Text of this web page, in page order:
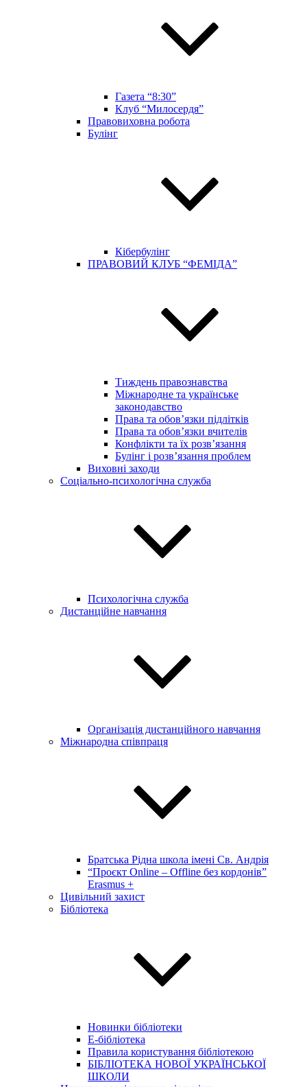
Газета “8:30”
Клуб “Милосердя”
Правовиховна робота
Булінг
Кібербулінг
ПРАВОВИЙ КЛУБ “ФЕМІДА”
Тиждень правознавства
Міжнародне та українське
законодавство
Права та обов’язки підлітків
Права та обов’язки вчителів
Конфлікти та їх розв’язання
Булінг і розв’язання проблем
Виховні заходи
Соціально-психологічна служба
Психологічна служба
Дистанційне навчання
Організація дистанційного навчання
Міжнародна співпраця
Братська Рідна школа імені Св. Андрія
“Проєкт Online – Offline без кордонів”
Erasmus +
Цивільний захист
Бібліотека
Новинки бібліотеки
E-бібліотека
Правила користування бібліотекою
БІБЛІОТЕКА НОВОЇ УКРАЇНСЬКОЇ
ШКОЛИ